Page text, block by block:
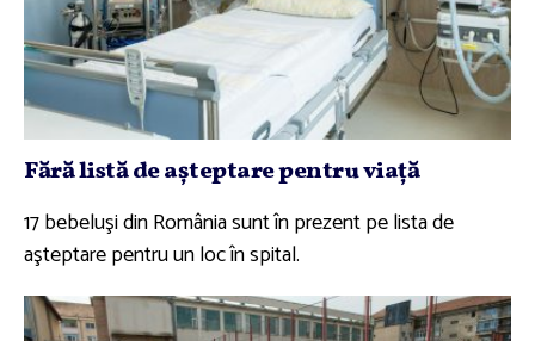
Fără listă de aşteptare pentru viaţă
17 bebeluşi din România sunt în prezent pe lista de
aşteptare pentru un loc în spital.